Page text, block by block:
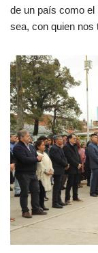
de un país como el
sea, con quien nos